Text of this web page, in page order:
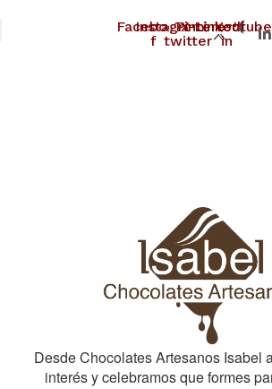
Facebook-
f
Instagram
X-
twitter
Pinterest
Linkedin-
in
Youtube